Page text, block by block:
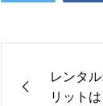
レンタ
リット